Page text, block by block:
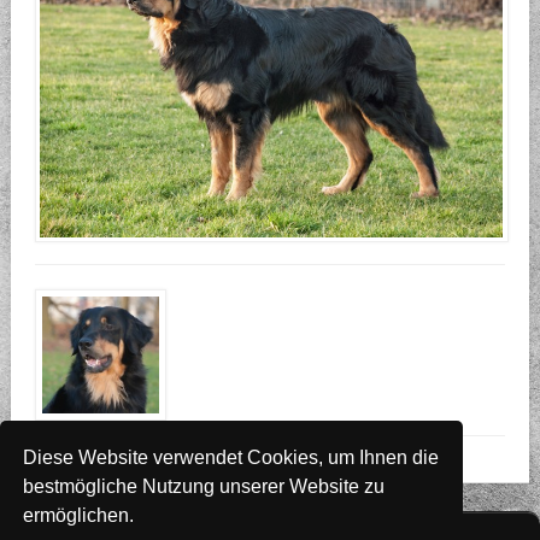
Diese Website verwendet Cookies, um Ihnen die
bestmögliche Nutzung unserer Website zu
ermöglichen.